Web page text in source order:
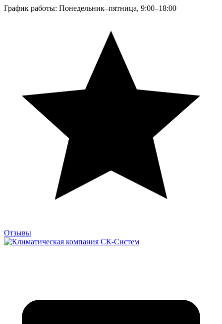
График работы: Понедельник–пятница, 9:00–18:00
Отзывы